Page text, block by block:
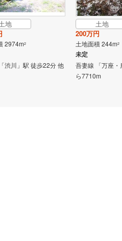
地
2974m2
渋川」駅 徒歩22分 他
土地
200万円
土地面積 244m2
未定
吾妻線 「万座
ら7710m